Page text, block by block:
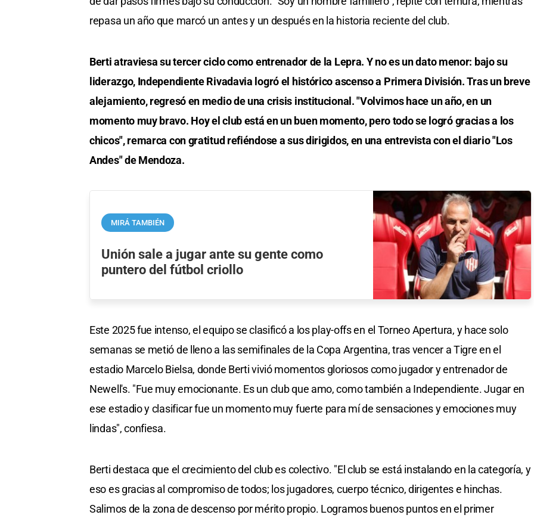
repasa un año que marcó un antes y un después en la historia reciente del club.
Berti atraviesa su tercer ciclo como entrenador de la Lepra. Y no es un dato menor: bajo su
liderazgo, Independiente Rivadavia logró el histórico ascenso a Primera División. Tras un breve
alejamiento, regresó en medio de una crisis institucional. "Volvimos hace un año, en un
momento muy bravo. Hoy el club está en un buen momento, pero todo se logró gracias a los
chicos", remarca con gratitud refiéndose a sus dirigidos, en una entrevista con el diario "Los
Andes" de Mendoza.
MIRÁ TAMBIÉN
Unión sale a jugar ante su gente como
puntero del fútbol criollo
Este 2025 fue intenso, el equipo se clasificó a los play-offs en el Torneo Apertura, y hace solo
semanas se metió de lleno a las semifinales de la Copa Argentina, tras vencer a Tigre en el
estadio Marcelo Bielsa, donde Berti vivió momentos gloriosos como jugador y entrenador de
Newell's. "Fue muy emocionante. Es un club que amo, como también a Independiente. Jugar en
ese estadio y clasificar fue un momento muy fuerte para mí de sensaciones y emociones muy
lindas", confiesa.
Berti destaca que el crecimiento del club es colectivo. "El club se está instalando en la categoría, y
eso es gracias al compromiso de todos; los jugadores, cuerpo técnico, dirigentes e hinchas.
Salimos de la zona de descenso por mérito propio. Logramos buenos puntos en el primer